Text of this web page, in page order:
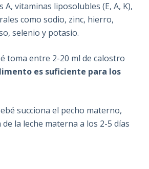
vitaminas liposolubles (E, A, K),
como sodio, zinc, hierro,
selenio y potasio.
toma entre 2-20 ml de calostro
es suficiente para los
succiona el pecho materno,
la leche materna a los 2-5 días